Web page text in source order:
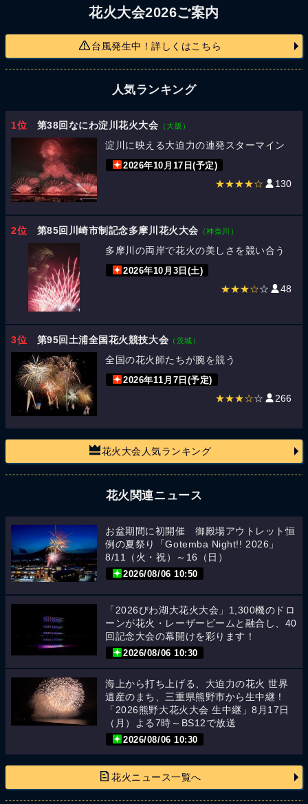
花火大会2026ご案内
台風発生中！詳しくはこちら
人気ランキング
1位 第38回なにわ淀川花火大会 （大阪）
淀川に映える大迫力の連発スターマイン
2026年10月17日(予定)
★★★★☆ 130
2位 第85回川崎市制記念多摩川花火大会 （神奈川）
多摩川の両岸で花火の美しさを競い合う
2026年10月3日(土)
★★★☆☆ 48
3位 第95回土浦全国花火競技大会 （茨城）
全国の花火師たちが腕を競う
2026年11月7日(予定)
★★★☆☆ 266
花火大会人気ランキング
花火関連ニュース
お盆期間に初開催 御殿場アウトレット恒
例の夏祭り「Gotemba Night!! 2026」
8/11（火・祝）～16（日）
2026/08/06 10:50
「2026びわ湖大花火大会」1,300機のドロ
ーンが花火・レーザービームと融合し、40
回記念大会の幕開けを彩ります！
2026/08/06 10:30
海上から打ち上げる、大迫力の花火 世界
遺産のまち、三重県熊野市から生中継！
「2026熊野大花火大会 生中継」8月17日
（月）よる7時～BS12で放送
2026/08/06 10:30
花火ニュース一覧へ